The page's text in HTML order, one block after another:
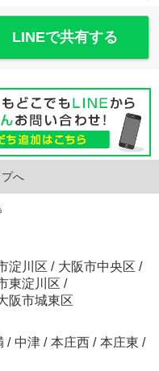
LINEで共有する
へ
淀川区 / 大阪市中央区 /
東淀川区 /
阪市城東区
/ 中津 / 本庄西 / 本庄東 /